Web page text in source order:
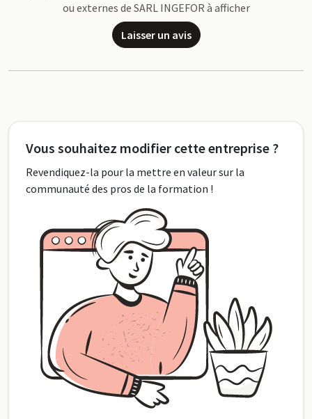
ou externes de SARL INGEFOR à afficher
Laisser un avis
Vous souhaitez modifier cette entreprise ?
Revendiquez-la pour la mettre en valeur sur la
communauté des pros de la formation !